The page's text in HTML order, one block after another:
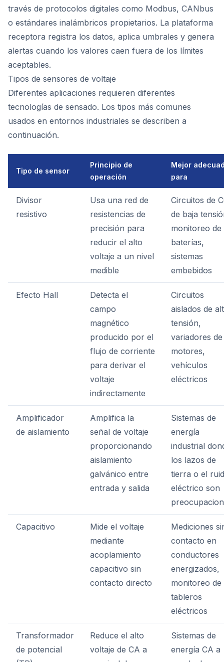
través de protocolos digitales como Modbus, CANbus
o estándares inalámbricos propietarios. La plataforma
receptora registra los datos, aplica umbrales y genera
alertas cuando los valores caen fuera de los límites
aceptables.
Tipos de sensores de voltaje
Diferentes aplicaciones requieren diferentes
tecnologías de sensado. Los tipos más comunes
usados en entornos industriales se describen a
continuación.
Tipo de sensor
Principio de
operación
Mejor
para
Divisor
resistivo
Usa una red de
resistencias de
precisión para
reducir el alto
voltaje a un nivel
medible
Circuitos de
de baja
monitoreo de
baterías,
sistemas
embebidos
Efecto Hall
Detecta el
campo
magnético
producido por el
flujo de corriente
para derivar el
voltaje
indirectamente
Circuitos
aislados de
tensión,
variadores de
motores,
vehículos
eléctricos
Amplificador
de aislamiento
Amplifica la
señal de voltaje
proporcionando
aislamiento
galvánico entre
entrada y salida
Sistemas de
energía
industrial
los lazos de
tierra o el
eléctrico son
Capacitivo
Mide el voltaje
mediante
acoplamiento
capacitivo sin
contacto directo
Mediciones
contacto en
conductores
energizados,
monitoreo de
tableros
eléctricos
Transformador
de potencial
Reduce el alto
voltaje de CA a
Sistemas de
energía CA a